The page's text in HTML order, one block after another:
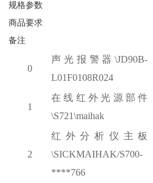
规格参数
商品要求
备注
0
声光报警器\JD90B-
L01F0108R024
1
在线红外光源部件
\S721\maihak
2
红外分析仪主板
\SICKMAIHAK/S700-
****766